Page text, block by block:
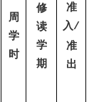
周
学
时
修
读
学
期
准
入/
准
出